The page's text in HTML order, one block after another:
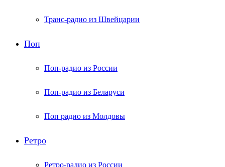
Транс-радио из Швейцарии
Поп
Поп-радио из России
Поп-радио из Беларуси
Поп радио из Молдовы
Ретро
Ретро-радио из России